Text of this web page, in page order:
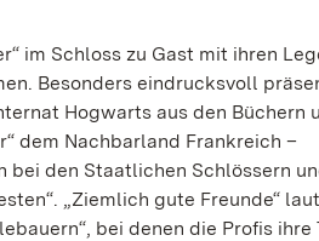
im Schloss zu Gast mit ihren
Besonders eindrucksvoll
Hogwarts aus den Büchern
dem Nachbarland Frankreich –
den Staatlichen Schlössern
„Ziemlich gute Freunde“
bei denen die Profis ihre